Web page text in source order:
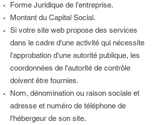
Forme Juridique de l’entreprise.
Montant du Capital Social.
Si votre site web propose des services
dans le cadre d'une activité qui nécessite
l'approbation d'une autorité publique, les
coordonnées de l'autorité de contrôle
doivent être fournies. ​​​
Nom, dénomination ou raison sociale et
adresse et numéro de téléphone de
l'hébergeur de son site.